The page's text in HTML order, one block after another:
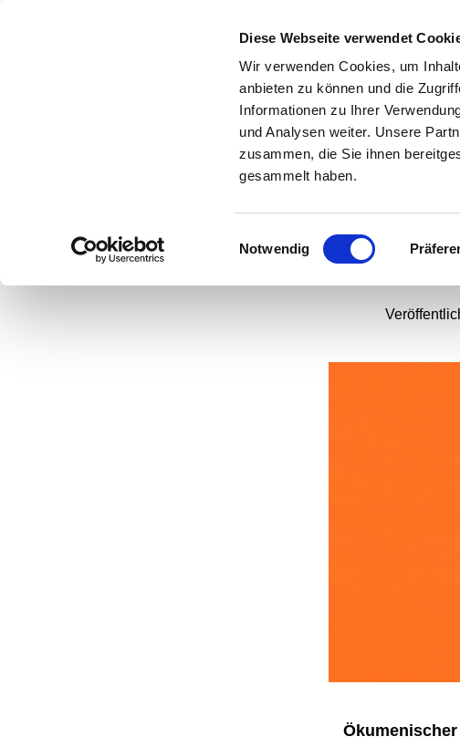
Diese Webseite verwendet
Wir verwenden Cookies, um
anbieten zu können und die
Informationen zu Ihrer
und Analysen weiter. Unsere
zusammen, die Sie ihnen
gesammelt haben.
Einwilligungsauswahl
Notwendig